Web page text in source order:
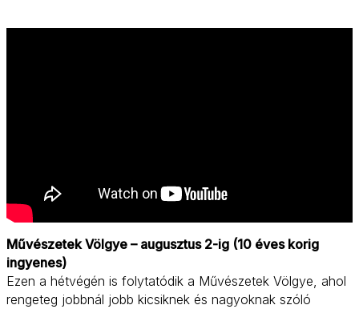
Művészetek Völgye – augusztus 2-ig (10 éves korig
ingyenes)
Ezen a hétvégén is folytatódik a Művészetek Völgye, ahol
rengeteg jobbnál jobb kicsiknek és nagyoknak szóló